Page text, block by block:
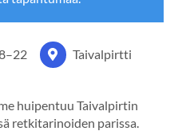
–22 Taivalpirtti
huipentuu Taivalpirtin
retkitarinoiden parissa.